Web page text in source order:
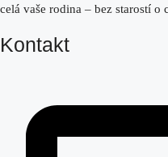
celá vaše rodina – bez starostí
Kontakt